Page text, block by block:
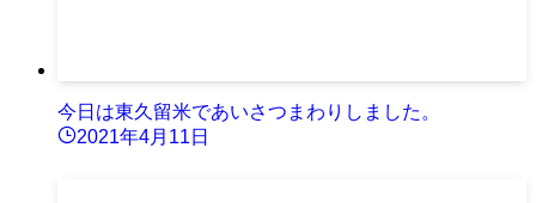
今日は東久留米であいさつまわりしました。
2021年4月11日